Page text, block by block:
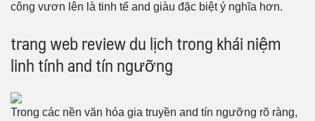
công vươn lên là tinh tế and giàu đặc biệt ý nghĩa hơn.
trang web review du lịch trong khái niệm
linh tính and tín ngưỡng
Trong các nền văn hóa gia truyền and tín ngưỡng rõ ràng,